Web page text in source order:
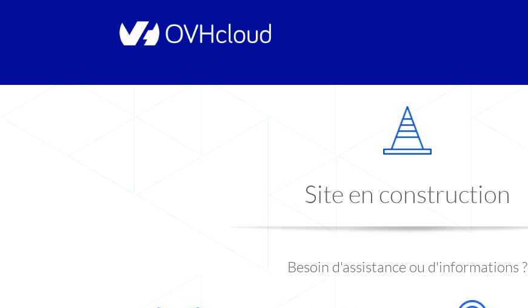
Site en construction
Besoin d'assistance ou d'informations ?